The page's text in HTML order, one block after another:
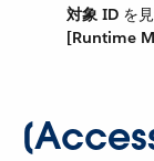
対象 ID を
[Runtime